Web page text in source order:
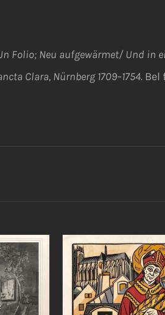
Folio; Neu aufgewärmet/ Und in
Clara, Nürnberg 1709–1754. Bel
/